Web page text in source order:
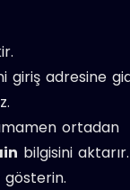
giriş adresine
ortadan
bilgisini aktarır.